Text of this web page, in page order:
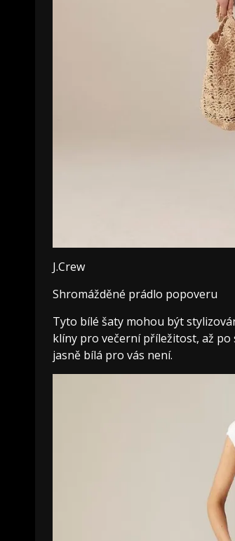
J.Crew
Shromážděné prádlo popoveru
Tyto bílé šaty mohou být
klíny pro večerní příležitost, až po
jasně bílá pro vás není.